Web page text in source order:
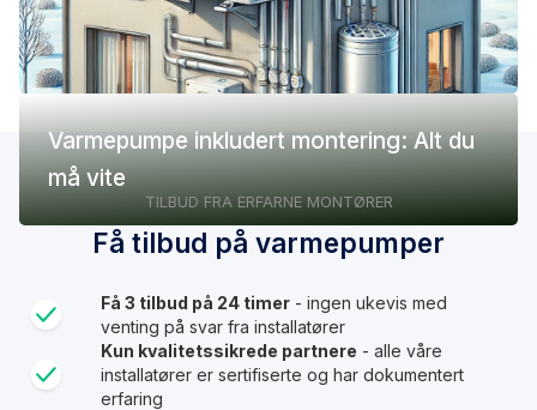
Varmepumpe inkludert montering: Alt du
må vite
TILBUD FRA ERFARNE MONTØRER
Få tilbud på varmepumper
Få 3 tilbud på 24 timer - ingen ukevis med
venting på svar fra installatører
Kun kvalitetssikrede partnere - alle våre
installatører er sertifiserte og har dokumentert
erfaring